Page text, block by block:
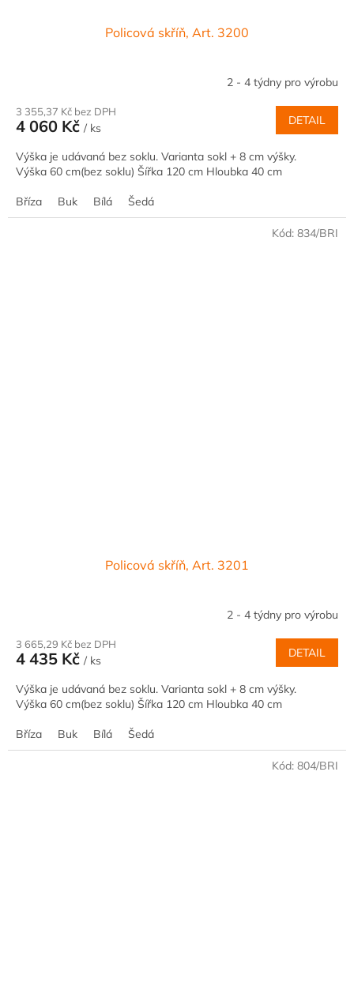
Policová skříň, Art. 3200
2 - 4 týdny pro výrobu
3 355,37 Kč bez DPH
4 060 Kč / ks
DETAIL
Výška je udávaná bez soklu. Varianta sokl + 8 cm výšky.
Výška 60 cm(bez soklu) Šířka 120 cm Hloubka 40 cm
Bříza Buk Bílá Šedá
Policová skříň, Art. 3201
2 - 4 týdny pro výrobu
3 665,29 Kč bez DPH
4 435 Kč / ks
DETAIL
Výška je udávaná bez soklu. Varianta sokl + 8 cm výšky.
Výška 60 cm(bez soklu) Šířka 120 cm Hloubka 40 cm
Bříza Buk Bílá Šedá
Kód: 834/BRI
Kód: 804/BRI